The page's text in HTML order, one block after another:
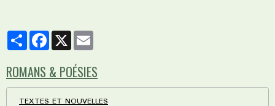
PartagerFacebook
X
ROMANS & POÉSIES
TEXTES ET NOUVELLES